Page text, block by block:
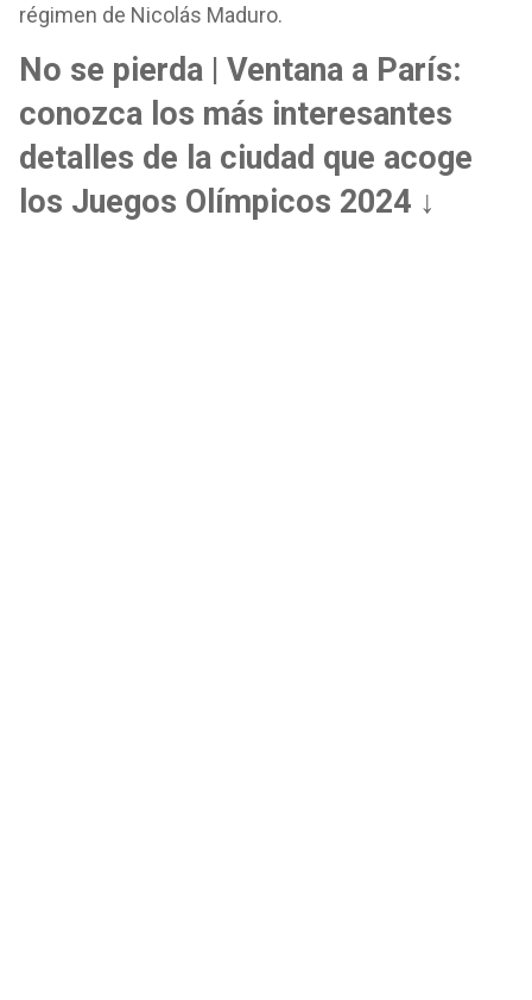
régimen de Nicolás Maduro.
No se pierda | Ventana a París:
conozca los más interesantes
detalles de la ciudad que acoge
los Juegos Olímpicos 2024 ↓